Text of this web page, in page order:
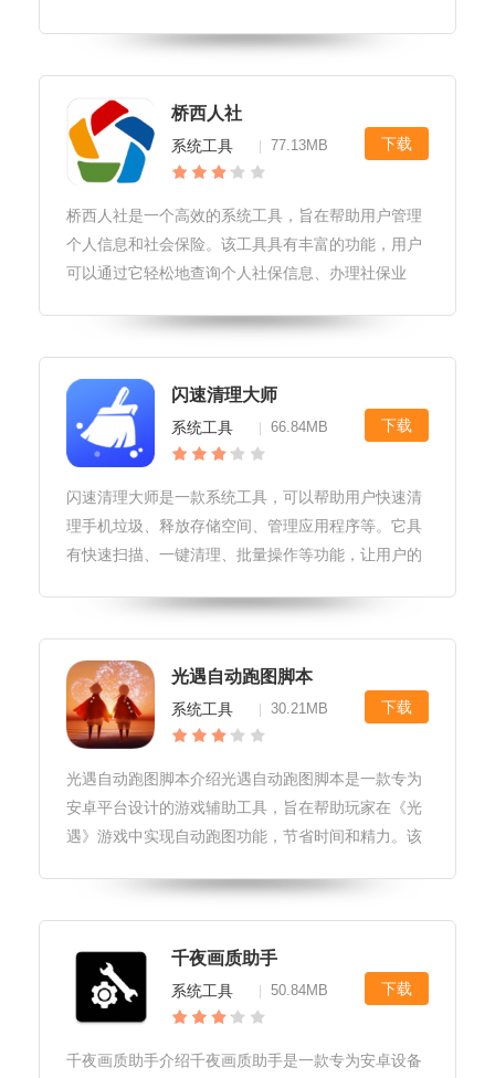
法软件，具有以下亮点、特色和玩法：小艺输入法软
件亮点1.多种输入方式：支持拼音
桥西人社
系统工具 77.13MB 下载
桥西人社是一个高效的系统工具，旨在帮助用户管理
个人信息和社会保险。该工具具有丰富的功能，用户
可以通过它轻松地查询个人社保信息、办理社保业
大大提高用户的生活质量和办事效率。```html桥西人
社软件特性1.强大的信息
闪速清理大师
系统工具 66.84MB 下载
闪速清理大师是一款系统工具，可以帮助用户快速清
理手机垃圾、释放存储空间、管理应用程序等。它具
有快速扫描、一键清理、批量操作等功能，让用户的
支持快速清理手机垃圾，释放存储空间。2.提供一键
加速功能，优化系统性能。3
光遇自动跑图脚本
系统工具 30.21MB 下载
光遇自动跑图脚本介绍光遇自动跑图脚本是一款专为
安卓平台设计的游戏辅助工具，旨在帮助玩家在《光
遇》游戏中实现自动跑图功能，节省时间和精力。该
跃、自动拾取等功能，同时还具有防封号、免root等
优秀特性。软件优势1.轻量级
千夜画质助手
系统工具 50.84MB 下载
千夜画质助手介绍千夜画质助手是一款专为安卓设备